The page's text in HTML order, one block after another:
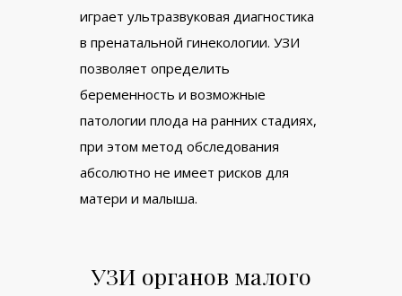
играет ультразвуковая диагностика
в пренатальной гинекологии. УЗИ
позволяет определить
беременность и возможные
патологии плода на ранних стадиях,
при этом метод обследования
абсолютно не имеет рисков для
матери и малыша.
УЗИ органов малого